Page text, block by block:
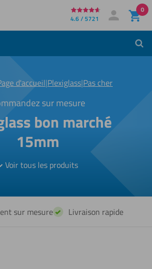
4.6 / 5721 Mon compte
Se connecter
0
d'accueil|Plexiglass|Pas cher
| bon
marche
bon marché
15mm
sur mesure
Voir tous les produits
sur mesure Livraison rapide